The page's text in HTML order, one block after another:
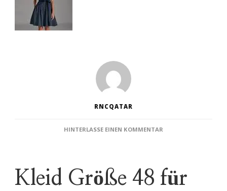
RNCQATAR
HINTERLASSE EINEN KOMMENTAR
FÜR
DIE
HOCHZEITSGAST
Kleid Größe 48 für